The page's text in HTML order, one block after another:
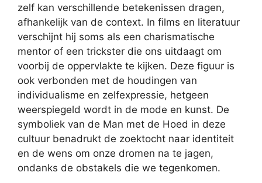
zelf kan verschillende betekenissen dragen,
afhankelijk van de context. In films en literatuur
verschijnt hij soms als een charismatische
mentor of een trickster die ons uitdaagt om
voorbij de oppervlakte te kijken. Deze figuur is
ook verbonden met de houdingen van
individualisme en zelfexpressie, hetgeen
weerspiegeld wordt in de mode en kunst. De
symboliek van de Man met de Hoed in deze
cultuur benadrukt de zoektocht naar identiteit
en de wens om onze dromen na te jagen,
ondanks de obstakels die we tegenkomen.